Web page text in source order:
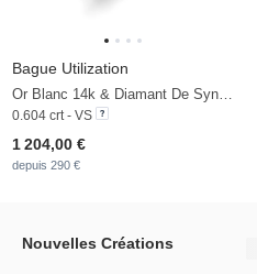
Bague Utilization
0.604 crt - VS
1 204,00 €
depuis 290 €
Nouvelles Créations